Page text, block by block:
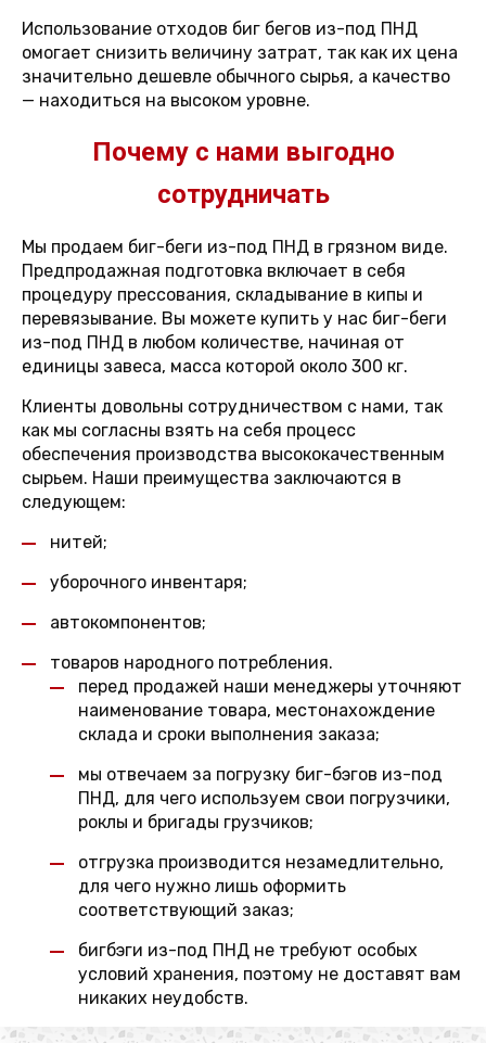
Использование отходов биг бегов из-под ПНД
омогает снизить величину затрат, так как их цена
значительно дешевле обычного сырья, а качество
— находиться на высоком уровне.
Почему с нами выгодно
сотрудничать
Мы продаем биг-беги из-под ПНД в грязном виде.
Предпродажная подготовка включает в себя
процедуру прессования, складывание в кипы и
перевязывание. Вы можете купить у нас биг-беги
из-под ПНД в любом количестве, начиная от
единицы завеса, масса которой около 300 кг.
Клиенты довольны сотрудничеством с нами, так
как мы согласны взять на себя процесс
обеспечения производства высококачественным
сырьем. Наши преимущества заключаются в
следующем:
нитей;
уборочного инвентаря;
автокомпонентов;
товаров народного потребления.
перед продажей наши менеджеры уточняют
наименование товара, местонахождение
склада и сроки выполнения заказа;
мы отвечаем за погрузку биг-бэгов из-под
ПНД, для чего используем свои погрузчики,
роклы и бригады грузчиков;
отгрузка производится незамедлительно,
для чего нужно лишь оформить
соответствующий заказ;
бигбэги из-под ПНД не требуют особых
условий хранения, поэтому не доставят вам
никаких неудобств.